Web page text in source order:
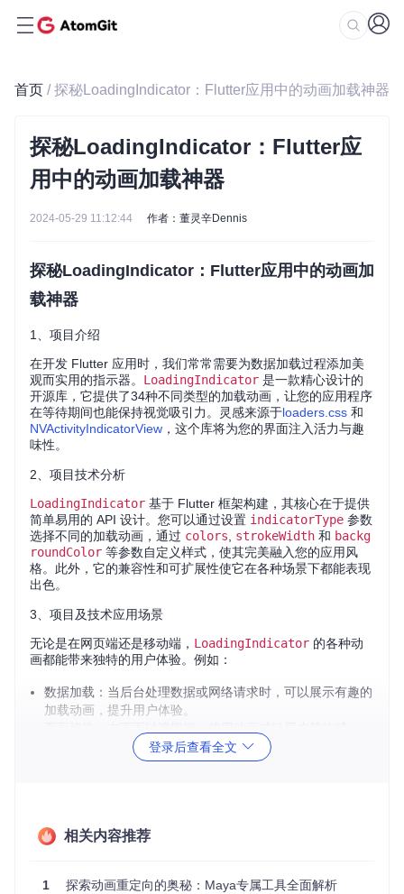
首页 / 探秘LoadingIndicator：Flutter应用中的动画加载神器
探秘LoadingIndicator：Flutter应
用中的动画加载神器
2024-05-29 11:12:44 作者：董灵辛Dennis
探秘LoadingIndicator：Flutter应用中的动画加
载神器
1、项目介绍
在开发 Flutter 应用时，我们常常需要为数据加载过程添加美
观而实用的指示器。 LoadingIndicator 是一款精心设计的
开源库，它提供了34种不同类型的加载动画，让您的应用程序
在等待期间也能保持视觉吸引力。灵感来源于loaders.css 和
NVActivityIndicatorView ，这个库将为您的界面注入活力与趣
味性。
2、项目技术分析
LoadingIndicator 基于 Flutter 框架构建，其核心在于提供
简单易用的 API 设计。您可以通过设置 indicatorType 参数
选择不同的加载动画，通过 colors strokeWidth 和 backg
roundColor 等参数自定义样式，使其完美融入您的应用风
格。此外，它的兼容性和可扩展性使它在各种场景下都能表现
出色。
3、项目及技术应用场景
无论是在网页端还是移动端， LoadingIndicator 的各种动
画都能带来独特的用户体验。例如：
数据加载：当后台处理数据或网络请求时，可以展示有趣的
加载动画，提升用户体验。
错误提示：当出现错误时，配合富有创意的动画，既提醒用
户又降低用户的焦虑情绪。
高度定制：颜色、线条宽度、背景色等多方面自由调整。
兼容性强
免费开源：遵循 Apache 2.0 许可证，开发者可以自由使用
登录后查看全文
相关内容推荐
1 探索动画重定向的奥秘：Maya专属工具全面解析